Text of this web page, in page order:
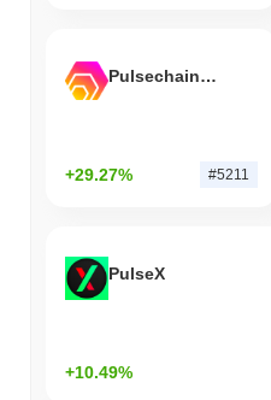
Pulsechain Bridged HEX (Pulsechain)
+29.27% #5211
PulseX
+10.49%